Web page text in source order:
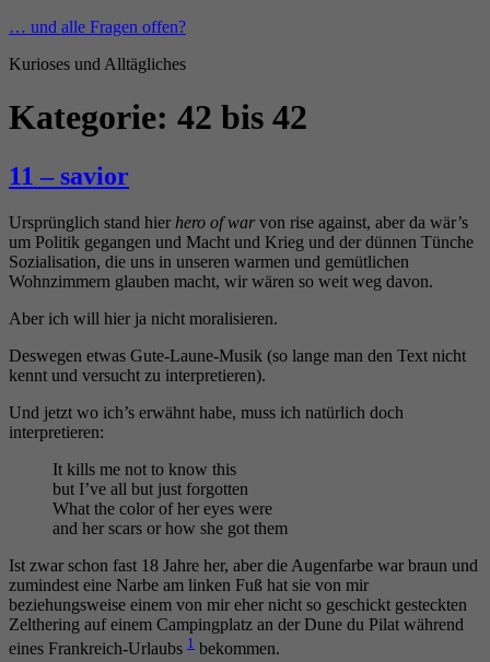
Zum
springen
… und alle Fragen offen?
Kurioses und Alltägliches
Kategorie: 42 bis 42
11 – savior
Ursprünglich stand hier hero of war von rise against, aber da wär’s
um Politik gegangen und Macht und Krieg und der dünnen Tünche
Sozialisation, die uns in unseren warmen und gemütlichen
Wohnzimmern glauben macht, wir wären so weit weg davon.
Aber ich will hier ja nicht moralisieren.
Deswegen etwas Gute-Laune-Musik (so lange man den Text nicht
kennt und versucht zu interpretieren).
Und jetzt wo ich’s erwähnt habe, muss ich natürlich doch
interpretieren:
It kills me not to know this
but I’ve all but just forgotten
What the color of her eyes were
and her scars or how she got them
Ist zwar schon fast 18 Jahre her, aber die Augenfarbe war braun und
zumindest eine Narbe am linken Fuß hat sie von mir
beziehungsweise einem von mir eher nicht so geschickt gesteckten
Zelthering auf einem Campingplatz an der Dune du Pilat während
eines Frankreich-Urlaubs 1 bekommen.